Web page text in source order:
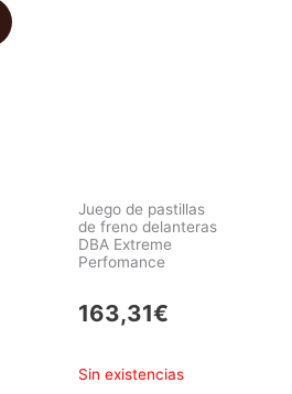
Juego de pastillas
de freno delanteras
DBA Extreme
Perfomance
163,31€
Sin existencias